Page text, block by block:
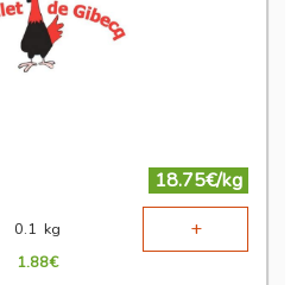
18.75€/kg
0.1 kg +
1.88€